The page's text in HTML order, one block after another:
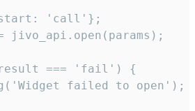
'call'};
=== 'fail') {
failed to open');